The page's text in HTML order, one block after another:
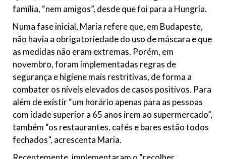
família, “nem amigos”, desde que foi para a Hungria.
Numa fase inicial, Maria refere que, em Budapeste,
não havia a obrigatoriedade do uso de máscara e que
as medidas não eram extremas. Porém, em
novembro, foram implementadas regras de
segurança e higiene mais restritivas, de forma a
combater os níveis elevados de casos positivos. Para
além de existir “um horário apenas para as pessoas
com idade superior a 65 anos irem ao supermercado”,
também “os restaurantes, cafés e bares estão todos
fechados”, acrescenta Maria.